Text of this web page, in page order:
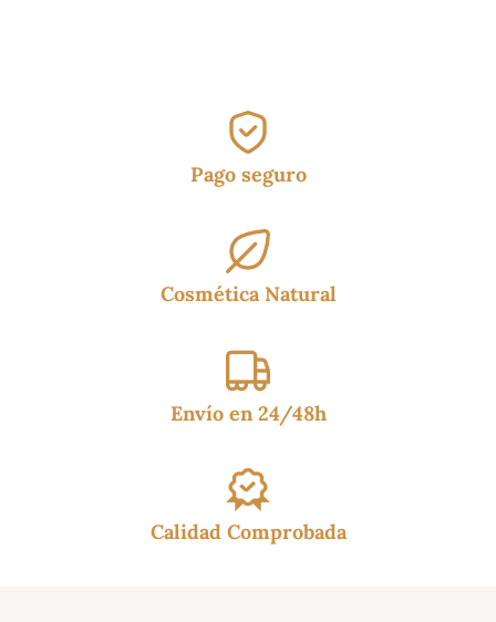
Pago seguro
Cosmética Natural
Envío en 24/48h
Calidad Comprobada